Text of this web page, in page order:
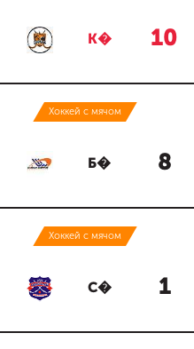
К� 10
Хоккей с мячом
Б� 8
Хоккей с мячом
С� 1